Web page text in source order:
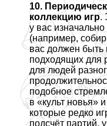
10.
коллекцию игр.
у вас
(например,
вас должен быть
подходящих для
для людей
подобное
в «культ новья»
которые редко
подсчёт партий,